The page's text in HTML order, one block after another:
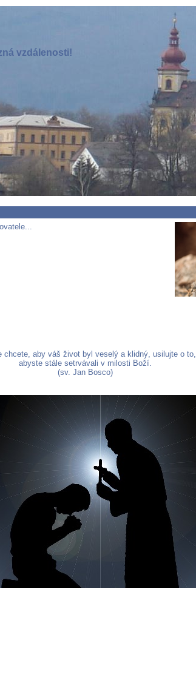
vzdálenosti!
chcete, aby váš život byl veselý a klidný, usilujte o to,
abyste stále setrvávali v milosti Boží.
(sv. Jan Bosco)